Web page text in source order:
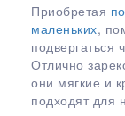
Приобретая
маленьких,
подвергаться
Отлично
они мягкие и
подходят для